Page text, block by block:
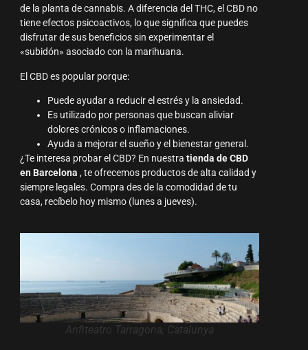
de la planta de cannabis. A diferencia del THC, el CBD no
tiene efectos psicoactivos, lo que significa que puedes
disfrutar de sus beneficios sin experimentar el
«subidón» asociado con la marihuana.
El CBD es popular porque:
Puede ayudar a reducir el estrés y la ansiedad.
Es utilizado por personas que buscan aliviar
dolores crónicos o inflamaciones.
Ayuda a mejorar el sueño y el bienestar general.
¿Te interesa probar el CBD? En nuestra tienda de CBD
en Barcelona , ​​te ofrecemos productos de alta calidad y
siempre legales. Compra des de la comodidad de tu
casa, recíbelo hoy mismo (lunes a jueves).
Anfiteatro Tarragona, Catalunya